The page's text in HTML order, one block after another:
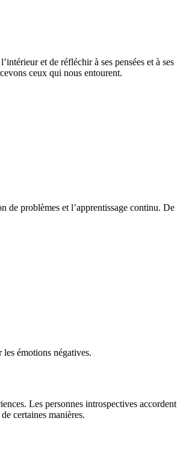
et de réfléchir à ses pensées et à ses
ceux qui nous entourent.
de problèmes et l’apprentissage continu. De
émotions négatives.
Les personnes introspectives accordent
certaines manières.